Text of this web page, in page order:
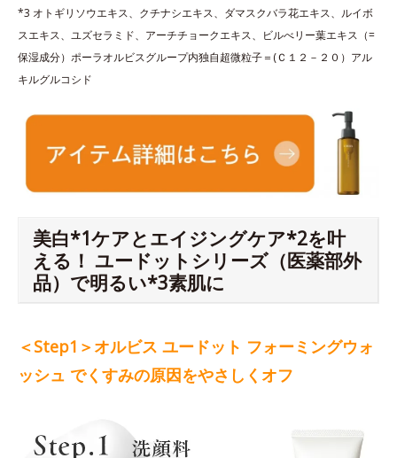
*3 オトギリソウエキス、クチナシエキス、ダマスクバラ花エキス、ルイボ
スエキス、ユズセラミド、アーチチョークエキス、ビルべリー葉エキス（=
保湿成分）ポーラオルビスグループ内独自超微粒子＝(Ｃ１２－２０）アル
キルグルコシド
美白*1ケアとエイジングケア*2を叶
える！ ユードットシリーズ（医薬部外
品）で明るい*3素肌に
＜Step1＞オルビス ユードット フォーミングウォ
ッシュ でくすみの原因をやさしくオフ